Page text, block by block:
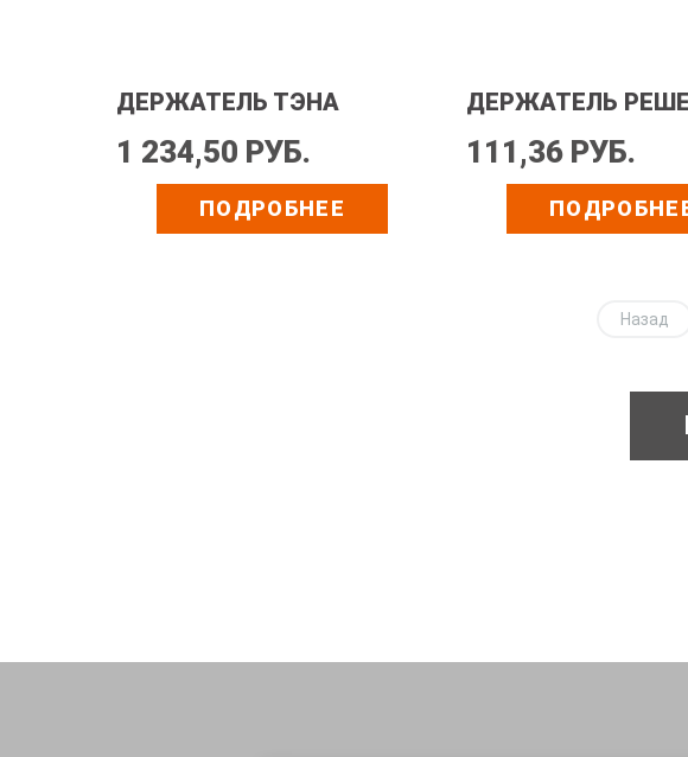
ДЕРЖАТЕЛЬ ТЭНА
1 234,50 РУБ.
ПОДРОБНЕЕ
ДЕРЖАТЕЛЬ
111,36 РУБ.
Назад